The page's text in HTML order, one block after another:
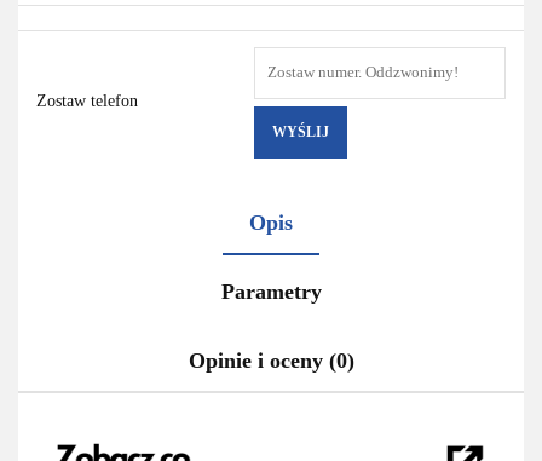
Zostaw telefon
WYŚLIJ
Opis
Parametry
Opinie i oceny (0)